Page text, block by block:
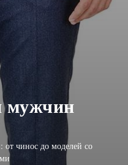
мужчин
от чинос до моделей со